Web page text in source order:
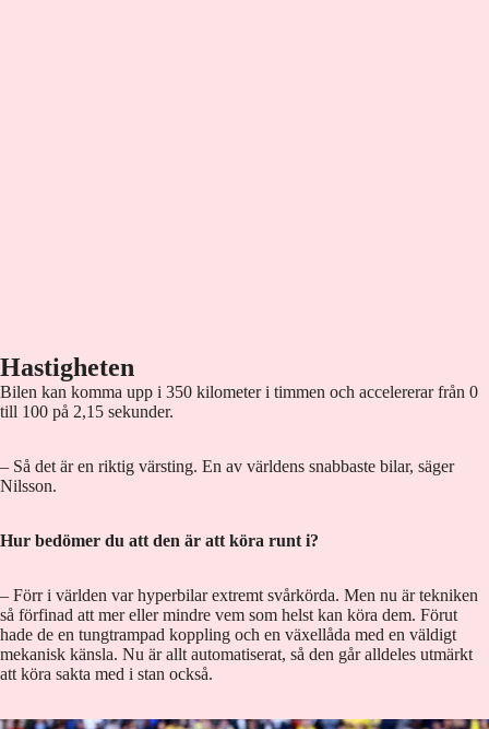
Hastigheten
Bilen kan komma upp i 350 kilometer i timmen och accelererar från 0
till 100 på 2,15 sekunder.
– Så det är en riktig värsting. En av världens snabbaste bilar, säger
Nilsson.
Hur bedömer du att den är att köra runt i?
– Förr i världen var hyperbilar extremt svårkörda. Men nu är tekniken
så förfinad att mer eller mindre vem som helst kan köra dem. Förut
hade de en tungtrampad koppling och en växellåda med en väldigt
mekanisk känsla. Nu är allt automatiserat, så den går alldeles utmärkt
att köra sakta med i stan också.